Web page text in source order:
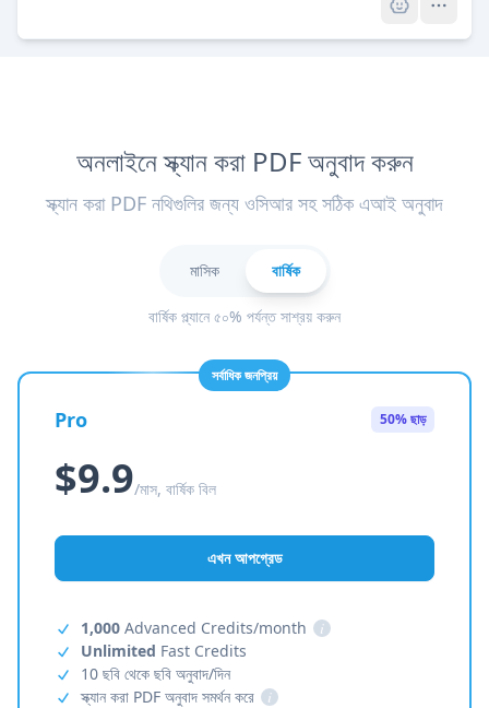
অনলাইনে স্ক্যান করা PDF অনুবাদ করুন
স্ক্যান করা PDF নথিগুলির জন্য ওসিআর সহ সঠিক এআই অনুবাদ
মাসিক বার্ষিক
বার্ষিক প্ল্যানে ৫০% পর্যন্ত সাশ্রয় করুন
সর্বাধিক জনপ্রিয়
Pro 50% ছাড়
$9.9/মাস, বার্ষিক বিল
এখন আপগ্রেড
1,000 Advanced Credits/month
i
Unlimited Fast Credits
10 ছবি থেকে ছবি অনুবাদ/দিন
স্ক্যান করা PDF অনুবাদ সমর্থন করে
i